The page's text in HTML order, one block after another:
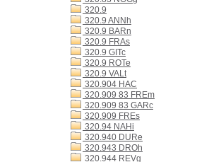
320.9
320.9 ANNh
320.9 BARn
320.9 FRAs
320.9 GITc
320.9 ROTe
320.9 VALt
320.904 HAC
320.909 83 FREm
320.909 83 GARc
320.909 FREs
320.94 NAHi
320.940 DURe
320.943 DROh
320.944 REVg